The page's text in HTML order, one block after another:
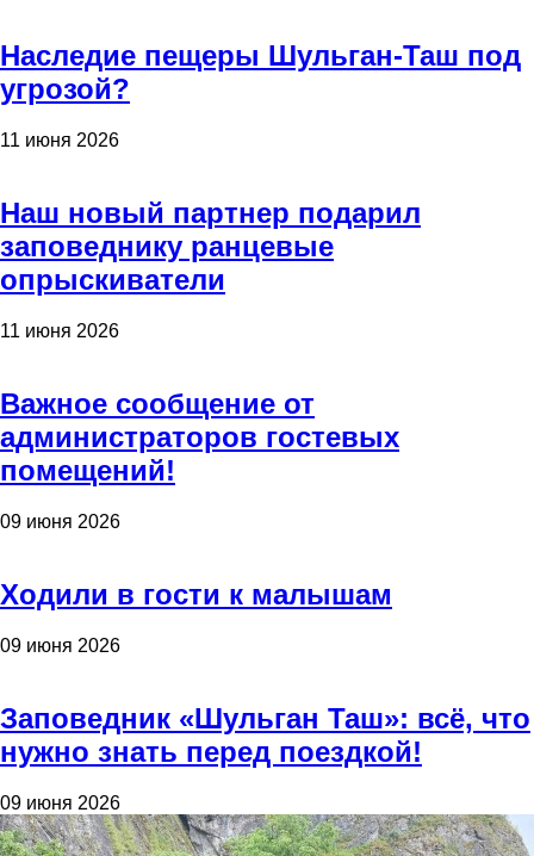
Наследие пещеры Шульган-Таш под
угрозой?
11 июня 2026
Наш новый партнер подарил
заповеднику ранцевые
опрыскиватели
11 июня 2026
Важное сообщение от
администраторов гостевых
помещений!
09 июня 2026
Ходили в гости к малышам
09 июня 2026
Заповедник «Шульган Таш»: всё, что
нужно знать перед поездкой!
09 июня 2026